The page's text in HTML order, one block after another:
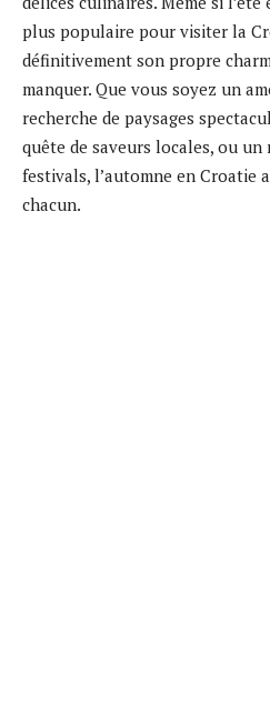
plus populaire pour visiter la
définitivement son propre
manquer. Que vous soyez un
recherche de paysages
quête de saveurs locales, ou
festivals, l’automne en Croatie
chacun.